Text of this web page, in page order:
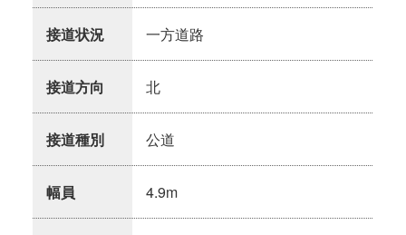
接道状況 一方道路
接道方向 北
接道種別 公道
幅員 4.9m